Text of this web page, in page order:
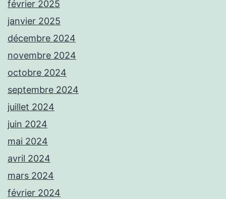
février 2025
janvier 2025
décembre 2024
novembre 2024
octobre 2024
septembre 2024
juillet 2024
juin 2024
mai 2024
avril 2024
mars 2024
février 2024